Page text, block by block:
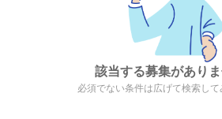
該当する募集がありま
必須でない条件は広げて検索して